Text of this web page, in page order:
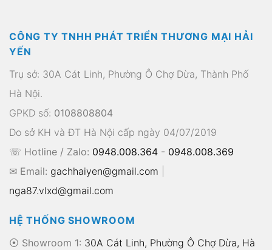
CÔNG TY TNHH PHÁT TRIỂN THƯƠNG MẠI HẢI
YẾN
Trụ sở: 30A Cát Linh, Phường Ô Chợ Dừa, Thành Phố
Hà Nội.
GPKD số: 0108808804
Do sở KH và ĐT Hà Nội cấp ngày 04/07/2019
☏ Hotline / Zalo: 0948.008.364 - 0948.008.369
✉ Email: gachhaiyen@gmail.com
nga87.vlxd@gmail.com
HỆ THỐNG SHOWROOM
⦿ Showroom 1: 30A Cát Linh, Phường Ô Chợ Dừa, Hà